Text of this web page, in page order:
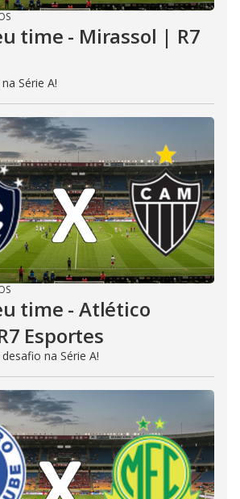
time - Mirassol | R7
Série A!
time - Atlético
Esportes
na Série A!